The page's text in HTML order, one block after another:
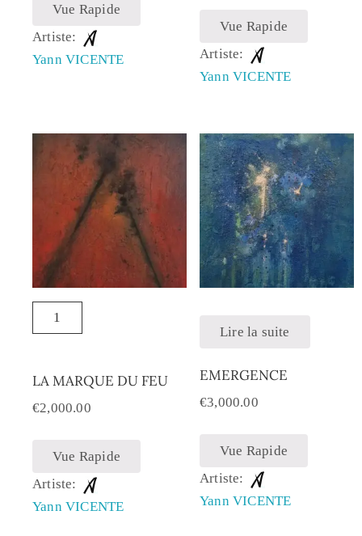
Vue Rapide
Artiste:
Yann VICENTE
Vue Rapide
Artiste:
Yann VICENTE
LA MARQUE DU FEU
€2,000.00
Vue Rapide
Artiste:
Yann VICENTE
Lire la suite
EMERGENCE
€3,000.00
Vue Rapide
Artiste:
Yann VICENTE